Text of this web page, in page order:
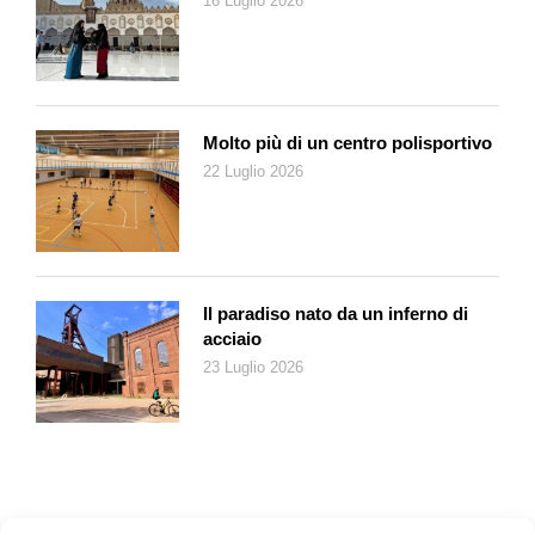
leggendoIl nome della rosa, certo non amava l’ironia, alla
quale Roberto e Antonio invece non sanno rinunciare: «Il
nostro Graal è un bar, un ristorante, una piccola
quale chiedere se siamo sulla strada giusta». Ma in un libro
ricco e interessante restano peccati veniali, per i quali basta il
Purgatorio, naturalmente anch’esso «inventato» nel Medioevo,
per la precisione nel XII secolo. Chi lo dice? Ma Le Goff
naturalmente.
Molto più di un centro polisportivo
22 Luglio 2026
Il paradiso nato da un inferno di
acciaio
23 Luglio 2026